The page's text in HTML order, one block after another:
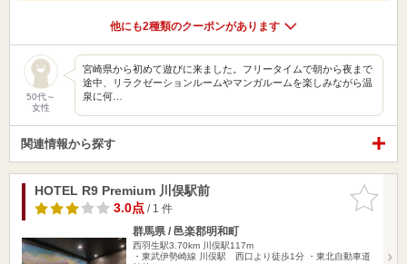
他にも2種類のクーポンがあります
50代～
女性
宮崎県から初めて遊びに来ました。フリータイムで朝から夜まで
途中、リラクゼーションルームやマンガルームを楽しみながら温
泉に何…
関連情報から探す
お気に入
りに追加
HOTEL R9 Premium 川俣駅前
3.0点/ 1 件
群馬県 / 邑楽郡明和町
西羽生駅3.70km
川俣駅117m
・東武伊勢崎線 川俣駅 西口より徒歩1分 ・東北自動車道